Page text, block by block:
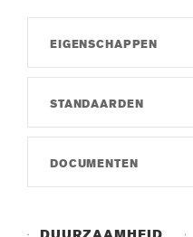
EIGENSCHAPPEN
Duurzaamheid
7
Vingervaardigheid
8
Gauge
STANDAARDEN
4X42F
R:5.0x10⁶ Ω
DOCUMENTEN
Instruction of use GUIDE